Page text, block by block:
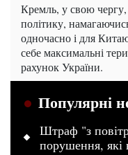
Кремль, у свою
політику,
одночасно і для
себе максимальні
рахунок України.
Популярні
Штраф "з
порушення, які